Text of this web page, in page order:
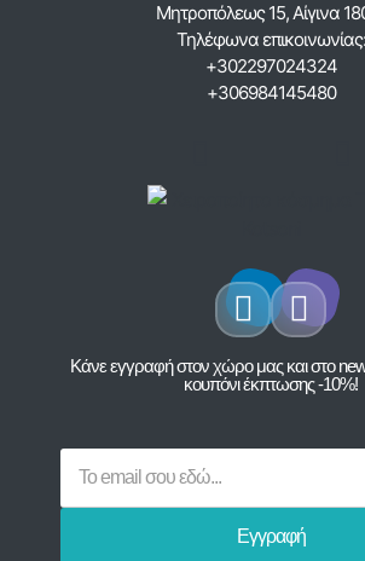
Μητροπόλεως 15, Αίγινα
Τηλέφωνα επικοινωνίας:
+302297024324
+306984145480
Κάνε εγγραφή στον χώρο μας και στο
κουπόνι έκπτωσης -10%!
Εγγραφή